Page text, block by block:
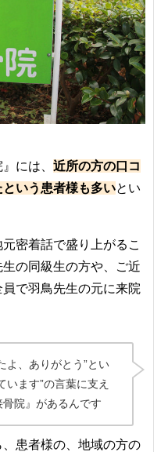
には、 近所の方の口コ
いう患者様も多いとい
密着話で盛り上がるこ
の同級生の方や、ご近
で羽鳥先生の元に来院
よ、ありがとう”とい
います”の言葉に支え
院』があるんです
患者様の、地域の方の